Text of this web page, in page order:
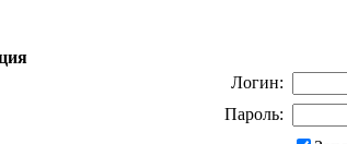
Логин:
Пароль: